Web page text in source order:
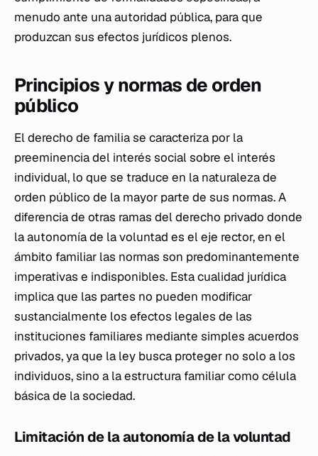
menudo ante una autoridad pública, para que
produzcan sus efectos jurídicos plenos.
Principios y normas de orden
público
El derecho de familia se caracteriza por la
preeminencia del interés social sobre el interés
individual, lo que se traduce en la naturaleza de
orden público de la mayor parte de sus normas. A
diferencia de otras ramas del derecho privado donde
la autonomía de la voluntad es el eje rector, en el
ámbito familiar las normas son predominantemente
imperativas e indisponibles. Esta cualidad jurídica
implica que las partes no pueden modificar
sustancialmente los efectos legales de las
instituciones familiares mediante simples acuerdos
privados, ya que la ley busca proteger no solo a los
individuos, sino a la estructura familiar como célula
básica de la sociedad.
Limitación de la autonomía de la voluntad